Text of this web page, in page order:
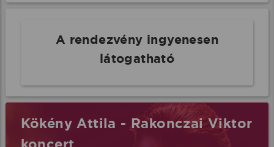
A rendezvény ingyenesen
látogatható
Kökény Attila - Rakonczai Viktor